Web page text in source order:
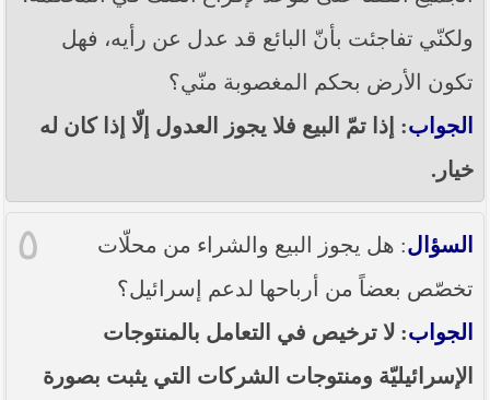
ولكنّي تفاجئت بأنّ البائع قد عدل عن رأيه، فهل
تكون الأرض بحكم المغصوبة منّي؟
الجواب: إذا تمّ البيع فلا يجوز العدول إلّا إذا كان له
خيار.
٥ السؤال: هل يجوز البيع والشراء من محلّات
تخصّص بعضاً من أرباحها لدعم إسرائيل؟
الجواب: لا ترخيص في التعامل بالمنتوجات
الإسرائيليّة ومنتوجات الشركات التي يثبت بصورة